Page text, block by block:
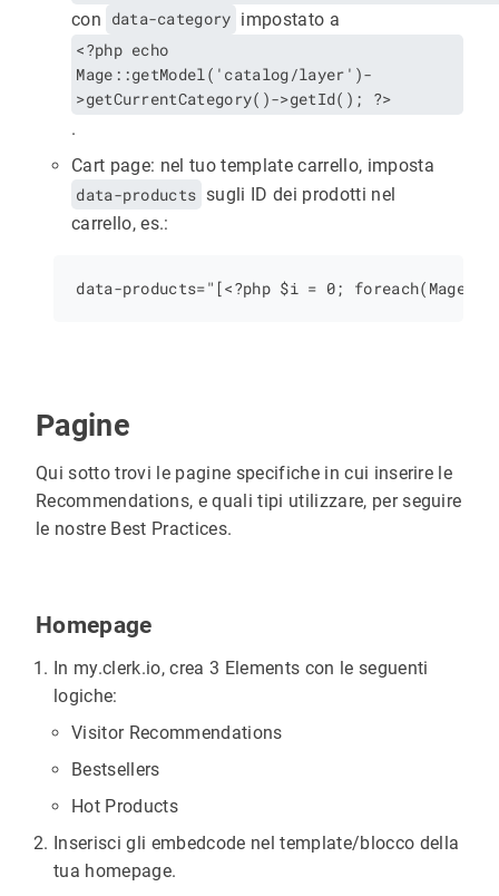
con data-category impostato a
<?php echo
Mage::getModel('catalog/layer')-
>getCurrentCategory()->getId(); ?>
.
Cart page: nel tuo template carrello, imposta
data-products sugli ID dei prodotti nel
carrello, es.:
Pagine
Qui sotto trovi le pagine specifiche in cui inserire le
Recommendations, e quali tipi utilizzare, per seguire
le nostre Best Practices.
Homepage
In my.clerk.io, crea 3 Elements con le seguenti
logiche:
Visitor Recommendations
Bestsellers
Hot Products
Inserisci gli embedcode nel template/blocco della
tua homepage.